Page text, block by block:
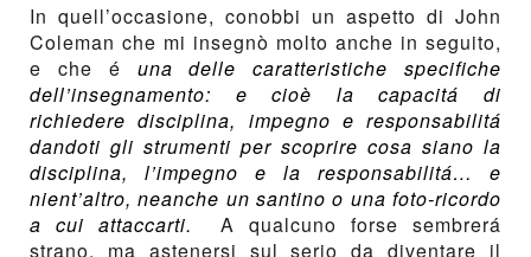
In quell’occasione, conobbi un aspetto di John
Coleman che mi insegnò molto anche in seguito,
e che é una delle caratteristiche specifiche
dell’insegnamento: e cioè la capacitá di
richiedere disciplina, impegno e responsabilitá
dandoti gli strumenti per scoprire cosa siano la
disciplina, l’impegno e la responsabilitá… e
nient’altro, neanche un santino o una foto-ricordo
a cui attaccarti.
A qualcuno forse sembrerá
strano, ma astenersi sul serio da diventare il